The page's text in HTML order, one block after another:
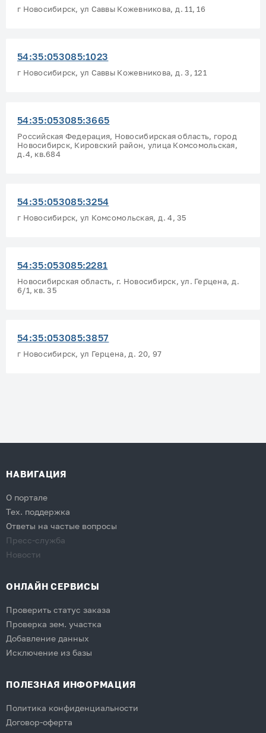
г Новосибирск, ул Саввы Кожевникова, д. 11, 16
54:35:053085:1023
г Новосибирск, ул Саввы Кожевникова, д. 3, 121
54:35:053085:3665
Российская Федерация, Новосибирская область, город
Новосибирск, Кировский район, улица Комсомольская,
д.4, кв.684
54:35:053085:3254
г Новосибирск, ул Комсомольская, д. 4, 35
54:35:053085:2281
Новосибирская область, г. Новосибирск, ул. Герцена, д.
6/1, кв. 35
54:35:053085:3857
г Новосибирск, ул Герцена, д. 20, 97
НАВИГАЦИЯ
О портале
Тех. поддержка
Ответы на частые вопросы
Пресс-служба
Новости
ОНЛАЙН СЕРВИСЫ
Проверить статус заказа
Проверка зем. участка
Добавление данных
Исключение из базы
ПОЛЕЗНАЯ ИНФОРМАЦИЯ
Политика конфиденциальности
Договор-оферта